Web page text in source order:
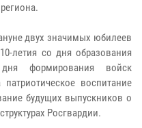
двух значимых юбилеев
летия со дня образования
формирования войск
воспитание
будущих выпускников о
Росгвардии.